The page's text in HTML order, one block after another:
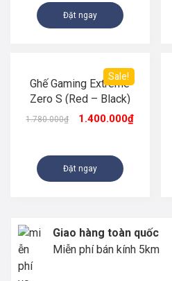
Đặt ngay
Sale!
Ghế Gaming Extreme
Zero S (Red – Black)
1.780.000₫ 1.400.000₫
Đặt ngay
Giao hàng toàn quốc
Miễn phí bán kính 5km